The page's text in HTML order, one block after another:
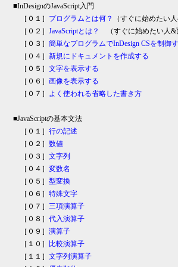
■InDesignのJavaScript入門
［０１］ プログラムとは何？
（すぐに始めたい
［０２］ JavaScriptとは？
（すぐに始めたい人
［０３］ 簡単なプログラムでInDesign CSを制御
［０４］ 新規にドキュメントを作成する
［０５］ 文字を表示する
［０６］ 画像を表示する
［０７］ よく使われる省略した書き方
■JavaScriptの基本文法
［０１］ 行の記述
［０２］ 数値
［０３］ 文字列
［０４］ 変数名
［０５］ 型変換
［０６］ 特殊文字
［０７］ 三項演算子
［０８］ 代入演算子
［０９］ 演算子
［１０］
比較演算子
［１１］ 文字列演算子